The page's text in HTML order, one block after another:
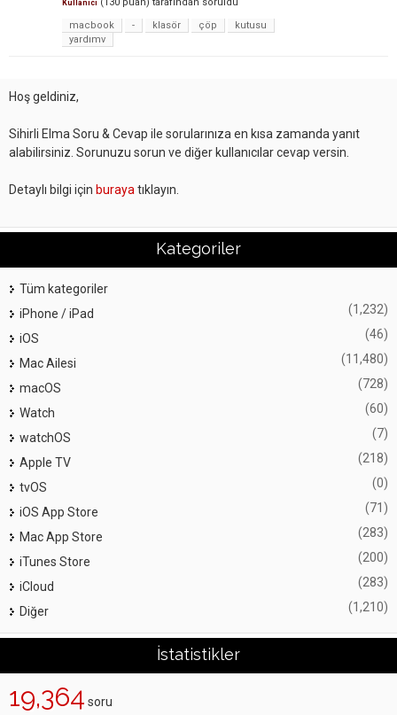
Kullanıcı
macbook
- klasör çöp
kutusu
yardımv
Hoş geldiniz,
Sihirli Elma Soru & Cevap ile sorularınıza en kısa zamanda yanıt
alabilirsiniz. Sorunuzu sorun ve diğer kullanıcılar cevap versin.
Detaylı bilgi için buraya tıklayın.
Kategoriler
Tüm kategoriler
iPhone / iPad
(1,232)
iOS (46)
Mac Ailesi (11,480)
macOS (728)
Watch (60)
watchOS (7)
Apple TV (218)
tvOS (0)
iOS App Store (71)
Mac App Store (283)
iTunes Store (200)
iCloud (283)
Diğer (1,210)
İstatistikler
19,364 soru